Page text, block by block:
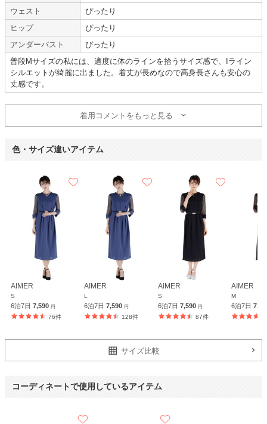
ベルトがかなりきつかったです。
【一緒に注文した商品】
VIWOMINA VIWOMINA
ありがとうございました
【A04435】を使用
年齢 : 30代 前半
50～54kg
標準
使用シーン :
その他 (ディナーシ
12月
千葉県
使用日の3日前に注文したのに、すぐ配送していただいて助かりました。
ありがとうございました。
【一緒に注文した商品】
Dorry Doll
ウェスト
ぴったり
ヒップ
ぴったり
アンダーバスト
ぴったり
普段Mサイズの私には、適度に体のラインを拾うサイズ感で、Iライン
シルエットが綺麗に出ました。着丈が長めなので高身長さんも安心の
丈感です。
着用コメントをもっと見る
色・サイズ違いアイテム
AIMER
S
6泊7日 7,590 円
76件
AIMER
L
6泊7日7,590円
128件
AIMER
S
6泊7日 7,590 円
87件
AIMER
M
6泊7日
サイズ比較
コーディネートで使用しているアイテム